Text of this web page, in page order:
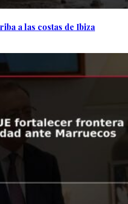
a las costas de Ibiza